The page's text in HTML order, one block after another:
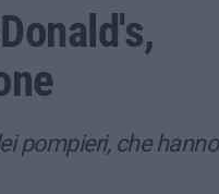
pompieri, che hanno